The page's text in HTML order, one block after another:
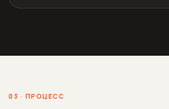
03 · ПРОЦЕСС